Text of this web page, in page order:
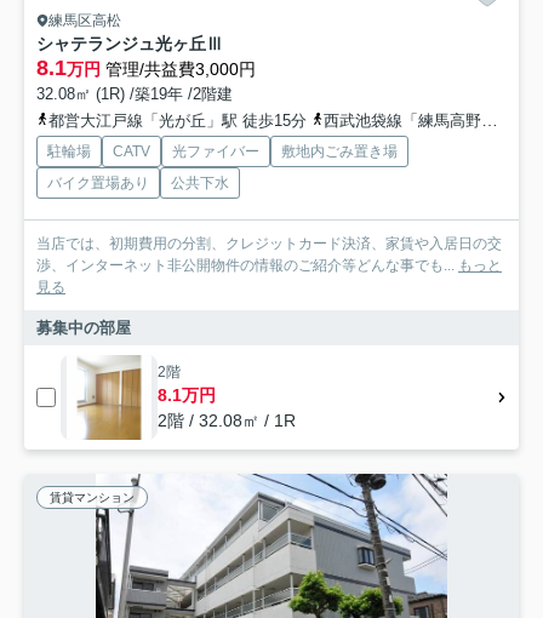
練馬区高松
シャテランジュ光ヶ丘Ⅲ
8.1万円 管理/共益費3,000円
32.08㎡ (1R) /築19年 /2階建
都営大江戸線「光が丘」駅 徒歩15分
西武池袋線「練馬高野台」駅 徒歩23分
駐輪場 CATV 光ファイバー
敷地内ごみ置き場
バイク置場あり
公共下水
当店では、初期費用の分割、クレジットカード決済、家賃や入居日の交
渉、インターネット非公開物件の情報のご紹介等どんな事でも... もっと
見る
募集中の部屋
2階
8.1万円
2階 / 32.08㎡ / 1R
賃貸マンション